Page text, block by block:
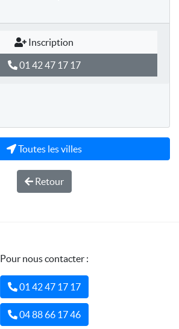
Inscription
01 42 47 17 17
Toutes les villes
Retour
Pour nous contacter :
01 42 47 17 17
04 88 66 17 46